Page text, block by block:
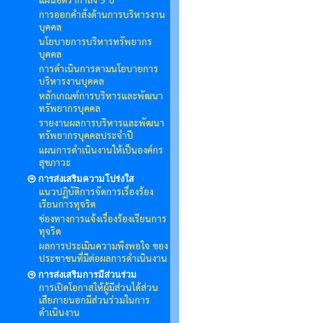
การออกคำสั่งด้านการบริหารงาน
บุคคล
นโยบายการบริหารทรัพยากร
บุคคล
การดำเนินการตามนโยบายการ
บริหารงานบุคคล
หลักเกณฑ์การบริหารและพัฒนา
ทรัพยากรบุคคล
รายงานผลการบริหารและพัฒนา
ทรัพยากรบุคคลประจำปี
แผนการดำเนินงานให้เป็นองค์กร
สุขภาวะ
การส่งเสริมความโปร่งใส
แนวปฏิบัติการจัดการเรื่องร้อง
เรียนการทุจริต
ช่องทางการแจ้งเรื่องร้องเรียนการ
ทุจริต
ผลการประเมินความพึงพอใจ ของ
ประชาชนที่มีต่อผลการดำเนินงาน
การส่งเสริมการมีส่วนร่วม
การเปิดโอกาสให้ผู้มีส่วนได้ส่วน
เสียภายนอกมีส่วนร่วมในการ
ดำเนินงาน